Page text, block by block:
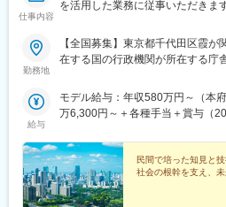
（3）時差出勤制度
れています。社員は、始業時刻
す。
年に2回の業界一斉ノー残業デー
国内外に貢献する業界シェアトッ
であり、68年以上の歴史を有する
ト業界のリーディングカンパニー。
都市・地域計画、環境、道路、鉄
仕事内容
を活用した業務に従事いただきます
勤務地
【全国募集】東京都千代田区霞
在する国の行政機関が所在する庁
（北海道・東北・関東・信越・
省： 本省区分／国土交通省本省
分／地方整備局管内（東北・関東
象衛星センター、管区気象台（札
岡）、沖縄気象台、地方気象台ま
囲：各府省の定める場所
給与
モデル給与：年収580万円～（本
万6,300円～＋各種手当＋賞与（
程度の経験年数を有する国家公務
考慮して決定します。※地域手当
当、住居手当、扶養手当、超過勤
の「一般職の職員の給与に関する
民間で培った知見と
社会の根幹を支え、